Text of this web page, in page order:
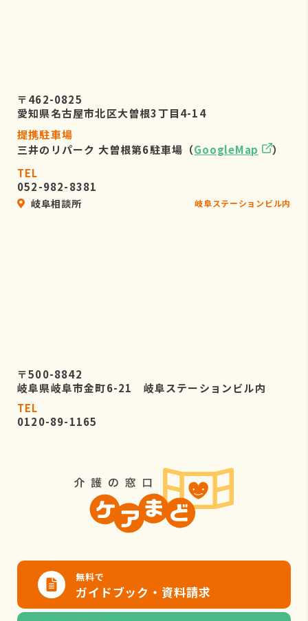
〒462-0825
愛知県名古屋市北区大曽根3丁目4-14
提携駐車場
三井のリパーク 大曽根第6駐車場（GoogleMap
）
TEL
052-982-8381
岐阜相談所 岐阜ステーションビル内
〒500-8842
岐阜県岐阜市金町6-21 岐阜ステーションビル内
TEL
0120-89-1165
無料で
ガイドブック・資料請求